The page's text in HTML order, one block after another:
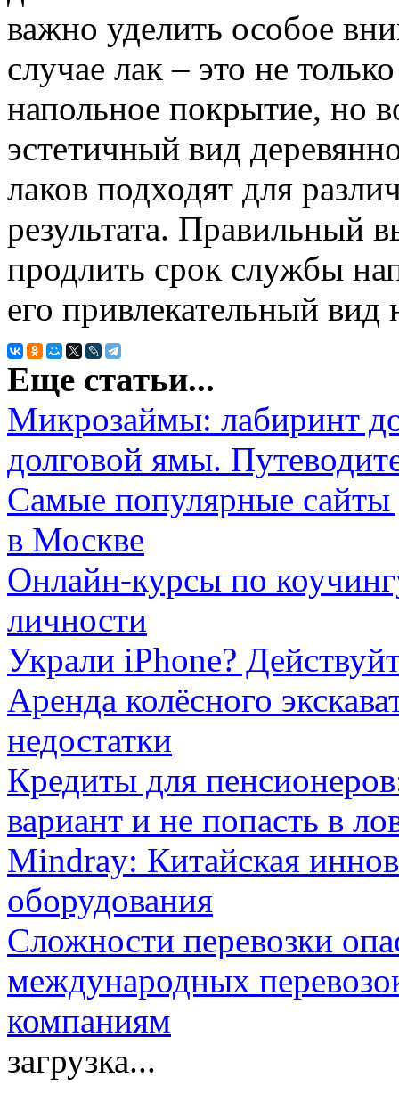
важно уделить особое
случае лак – это не
напольное покрытие, но
эстетичный вид
лаков подходят для
результата. Правильный
продлить срок службы
его привлекательный вид
Еще статьи...
Микрозаймы: лабиринт
долговой ямы.
Самые популярные сайты
в Москве
Онлайн-курсы по
личности
Украли iPhone?
Аренда колёсного
недостатки
Кредиты для
вариант и не попасть в
Mindray: Китайская
оборудования
Сложности перевозки
международных
компаниям
загрузка...